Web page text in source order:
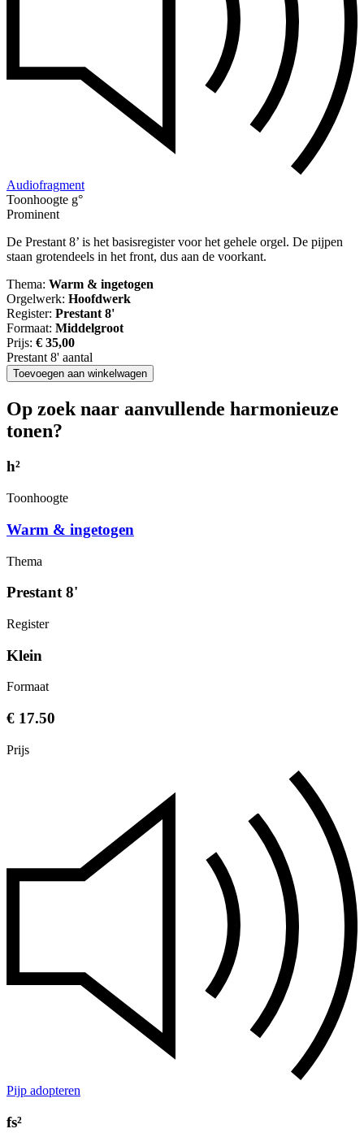
Audiofragment
Toonhoogte g°
Prominent
De Prestant 8’ is het basisregister voor het gehele orgel. De pijpen
staan grotendeels in het front, dus aan de voorkant.
Thema: Warm & ingetogen
Orgelwerk: Hoofdwerk
Register: Prestant 8'
Formaat: Middelgroot
Prijs: € 35,00
Prestant 8' aantal
Toevoegen aan winkelwagen
Op zoek naar aanvullende harmonieuze
tonen?
h²
Toonhoogte
Warm & ingetogen
Thema
Prestant 8'
Register
Klein
Formaat
€ 17.50
Prijs
Pijp adopteren
fs²